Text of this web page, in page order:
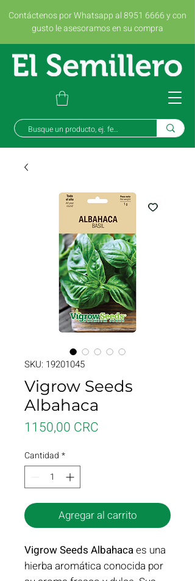
Contáctenos por Whatsapp al 8951 6666 y con
gusto le asesoramos en su compra
SKU: 19201045
Vigrow Seeds
Albahaca
1150,00 CRC
Cantidad *
Agregar al carrito
Vigrow Seeds Albahacaes una
hierba aromática conocida por